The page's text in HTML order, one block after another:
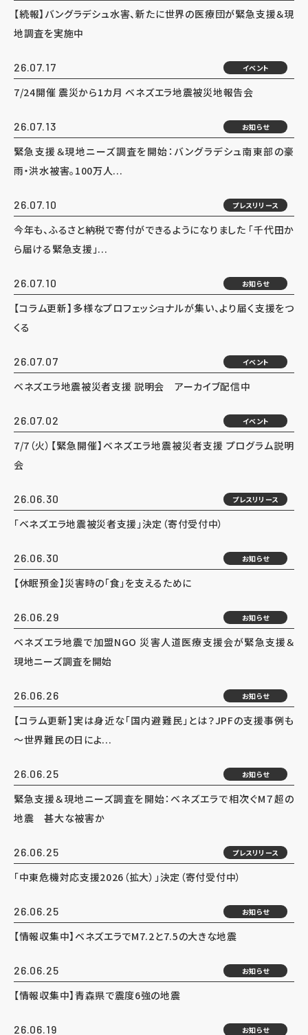
【続報】バングラデシュ水害、新たに世界の医療団が緊急支援＆現
地調査を実施中
26.07.17 イベント
7/24開催 震災から1カ月 ベネズエラ地震被災地報告会
26.07.13 お知らせ
緊急支援＆現地ニーズ調査を開始：バングラデシュ南東部の豪
雨・洪水被害。100万人...
26.07.10 プレスリリース
今年も、ふるさと納税で寄付ができるようになりました 「千代田か
ら届ける緊急支援」...
26.07.10 お知らせ
【コラム更新】多様なプロフェッショナルが集い、より届く支援をつ
くる
26.07.07 イベント
ベネズエラ地震被災者支援 説明会 アーカイブ配信中
26.07.02 イベント
7/7（火）【緊急開催】ベネズエラ地震被災者支援 プログラム説明
会
26.06.30 プレスリリース
「ベネズエラ地震被災者支援」決定（寄付受付中）
26.06.30 お知らせ
【休眠預金】災害時の「食」を支えるために
26.06.29 お知らせ
ベネズエラ地震で加盟NGO 災害人道医療支援会が緊急支援＆
現地ニーズ調査を開始
26.06.26 お知らせ
【コラム更新】実は身近な「国内避難民」とは？JPFの支援事例も
～世界難民の日によ...
26.06.25 お知らせ
緊急支援＆現地ニーズ調査を開始：ベネズエラで相次ぐM７超の
地震 甚大な被害か
26.06.25 プレスリリース
「中東危機対応支援2026（拡大）」決定（寄付受付中）
26.06.25 お知らせ
【情報収集中】ベネズエラでM7.2と7.5の大きな地震
26.06.25 お知らせ
【情報収集中】青森県で震度6強の地震
26.06.19 お知らせ